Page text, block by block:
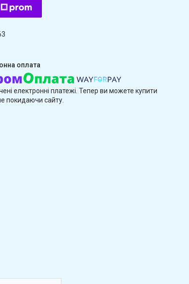
електронні платежі. Тепер ви можете купити
покидаючи сайту.